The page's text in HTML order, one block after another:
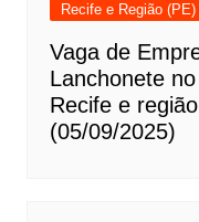
Recife e Região (PE)
Vaga de
Lanchonete
Recife e
(05/09/2025)